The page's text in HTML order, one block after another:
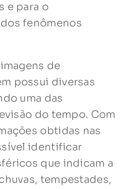
e para o
fenômenos
de
possui diversas
uma das
do tempo. Com
obtidas nas
identificar
que indicam a
tempestades,